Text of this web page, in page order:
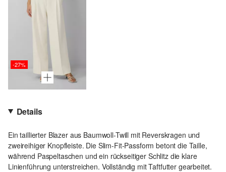
-27%
Details
Ein taillierter Blazer aus Baumwoll-Twill mit Reverskragen und
zweireihiger Knopfleiste. Die Slim-Fit-Passform betont die Taille,
während Paspeltaschen und ein rückseitiger Schlitz die klare
Linienführung unterstreichen. Vollständig mit Taftfutter gearbeitet.